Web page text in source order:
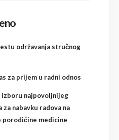
održavanja stručnog
za prijem u radni odnos
izboru najpovoljnijeg
za nabavku radova na
medicine